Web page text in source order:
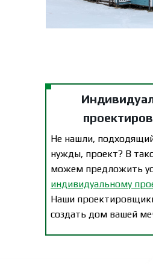
Не нашли,
нужды, проект? В
можем предложить
индивидуальному
Наши
создать дом вашей